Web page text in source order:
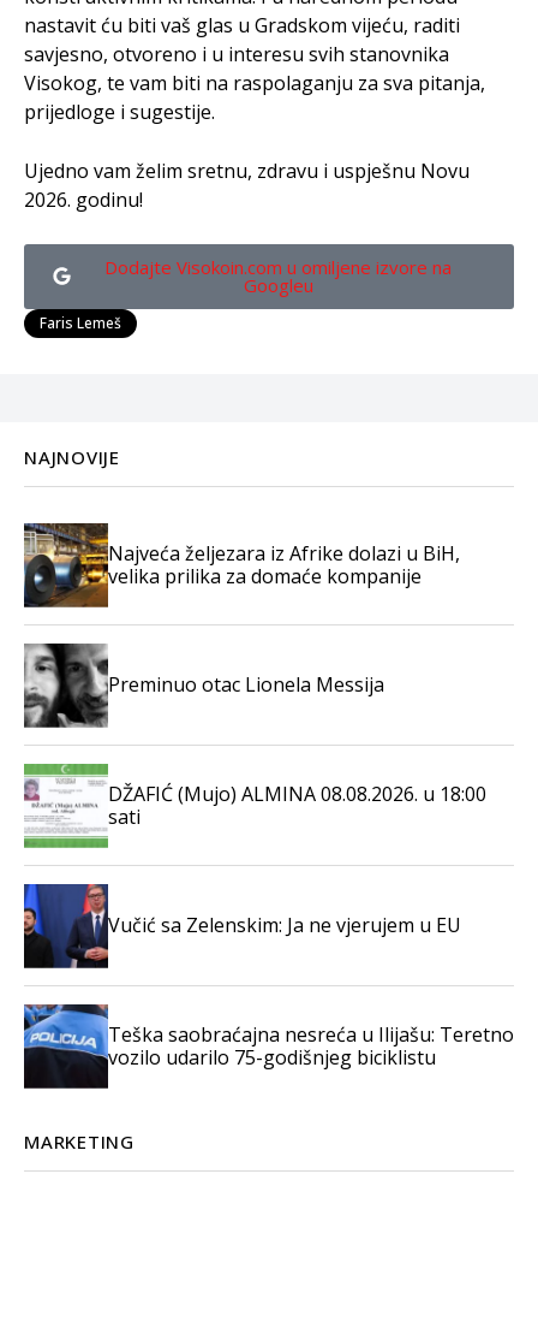
nastavit ću biti vaš glas u Gradskom vijeću, raditi
savjesno, otvoreno i u interesu svih stanovnika
Visokog, te vam biti na raspolaganju za sva pitanja,
prijedloge i sugestije.
Ujedno vam želim sretnu, zdravu i uspješnu Novu
2026. godinu!
Dodajte Visokoin.com u omiljene izvore na
Googleu
Faris Lemeš
NAJNOVIJE
Najveća željezara iz Afrike dolazi u BiH,
velika prilika za domaće kompanije
Preminuo otac Lionela Messija
DŽAFIĆ (Mujo) ALMINA 08.08.2026. u 18:00
sati
Vučić sa Zelenskim: Ja ne vjerujem u EU
Teška saobraćajna nesreća u Ilijašu: Teretno
vozilo udarilo 75-godišnjeg biciklistu
MARKETING